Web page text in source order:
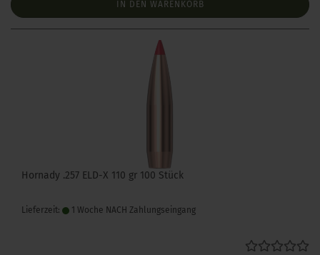
IN DEN WARENKORB
Hornady .257 ELD-X 110 gr 100 Stück
Lieferzeit: 1 Woche NACH Zahlungseingang